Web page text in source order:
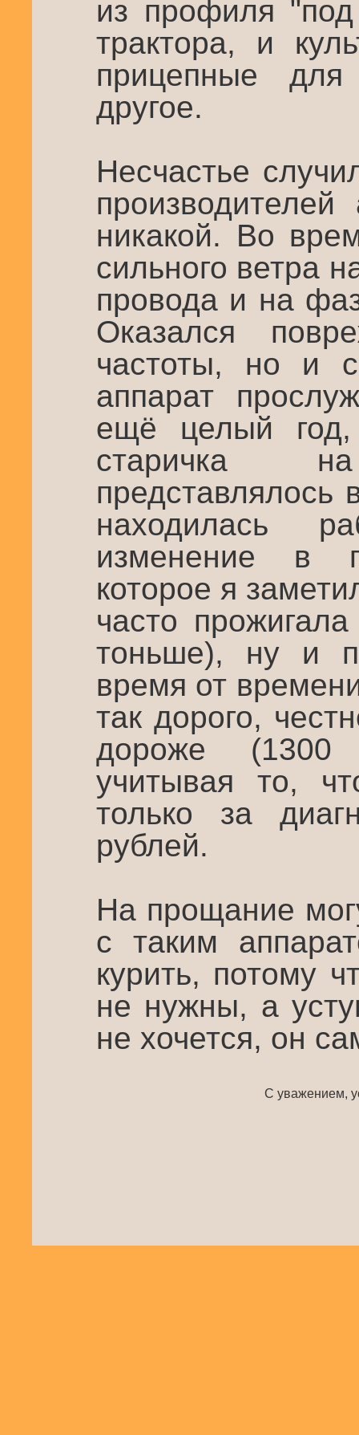
из профиля
трактора, и
прицепные
другое.
Несчастье
никакой. Во
сильного ветра
провода и на
Оказался
частоты, но и
аппарат
ещё целый год,
старичка
представлялось
находилась
изменение в
которое я
часто
тоньше), ну и
время от
так дорого,
дороже (1300
учитывая то,
только за
рублей.
На прощание
с таким
курить, потому
не нужны, а
не хочется, он
С уважением,